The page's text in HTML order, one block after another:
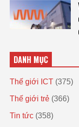
DANH MỤC
Thế giới ICT (375)
Thế giới trẻ (366)
Tin tức (358)